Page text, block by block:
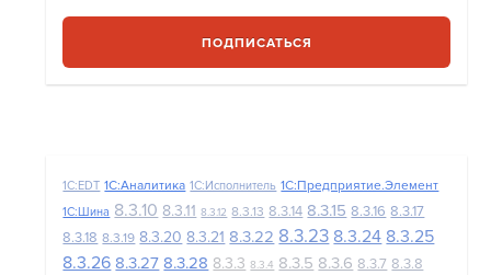
ПОДПИСАТЬСЯ
1C:EDT 1С:Аналитика 1С:Исполнитель 1С:Предприятие.Элемент
1С:Шина 8.3.10 8.3.11 8.3.12 8.3.13 8.3.14 8.3.15 8.3.16 8.3.17
8.3.18 8.3.19 8.3.20 8.3.21 8.3.22 8.3.23 8.3.24 8.3.25
8.3.26 8.3.27 8.3.28 8.3.3 8.3.4 8.3.5 8.3.6 8.3.7 8.3.8